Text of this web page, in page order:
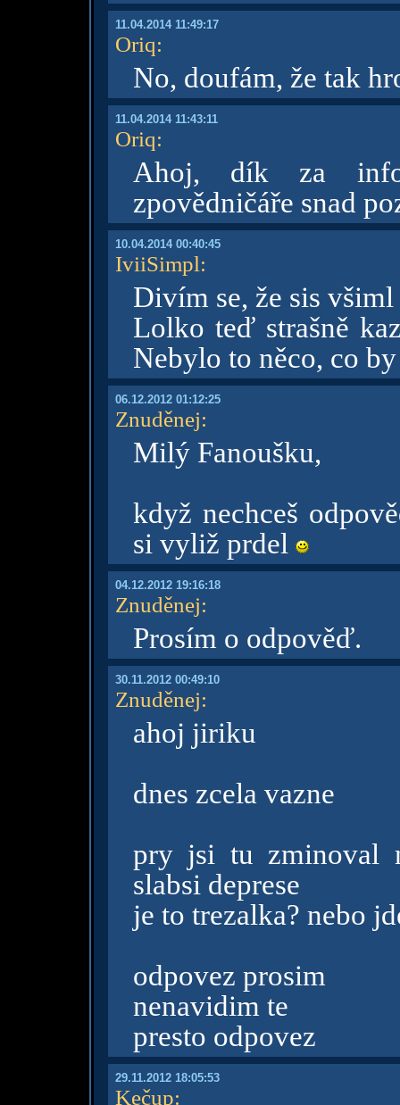
11.04.2014 11:49:17
Oriq:
No, doufám, že tak
11.04.2014 11:43:11
Oriq:
Ahoj, dík za
zpovědničáře snad
10.04.2014 00:40:45
IviiSimpl:
Divím se, že sis
Lolko teď strašně
Nebylo to něco, co
06.12.2012 01:12:25
Znuděnej:
Milý Fanoušku,
když nechceš
si vyliž prdel
04.12.2012 19:16:18
Znuděnej:
Prosím o odpověď.
30.11.2012 00:49:10
Znuděnej:
ahoj jiriku
dnes zcela vazne
pry jsi tu zminoval
slabsi deprese
je to trezalka? nebo
odpovez prosim
nenavidim te
presto odpovez
29.11.2012 18:05:53
Kečup: